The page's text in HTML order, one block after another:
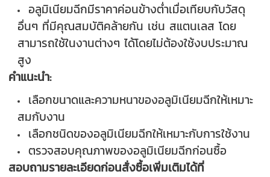
อลูมิเนียมฉีกมีราคาค่อนข้างต่ำเมื่อเทียบกับวัสดุ
อื่นๆ ที่มีคุณสมบัติคล้ายกัน เช่น สแตนเลส โดย
สามารถใช้ในงานต่างๆ ได้โดยไม่ต้องใช้งบประมาณ
สูง
คำแนะนำ:
เลือกขนาดและความหนาของอลูมิเนียมฉีกให้เหมาะ
สมกับงาน
เลือกชนิดของอลูมิเนียมฉีกให้เหมาะกับการใช้งาน
ตรวจสอบคุณภาพของอลูมิเนียมฉีกก่อนซื้อ
สอบถามรายละเอียดก่อนสั่งซื้อเพิ่มเติมได้ที่